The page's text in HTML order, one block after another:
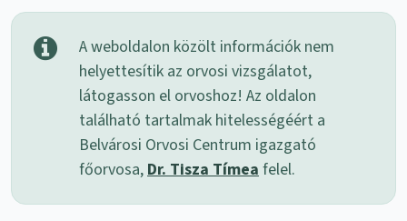
A weboldalon közölt információk nem
helyettesítik az orvosi vizsgálatot,
látogasson el orvoshoz! Az oldalon
található tartalmak hitelességéért a
Belvárosi Orvosi Centrum igazgató
főorvosa, Dr. Tisza Tímea felel.